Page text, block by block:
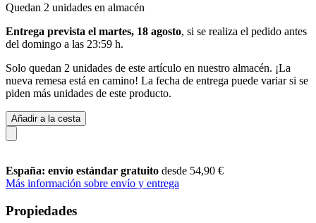
Quedan 2 unidades en almacén
Entrega prevista el martes, 18 agosto, si se realiza el pedido antes
del domingo a las 23:59 h.
Solo quedan 2 unidades de este artículo en nuestro almacén. ¡La
nueva remesa está en camino! La fecha de entrega puede variar si se
piden más unidades de este producto.
Añadir a la cesta
España: envío estándar gratuito desde 54,90 €
Más información sobre envío y entrega
Propiedades